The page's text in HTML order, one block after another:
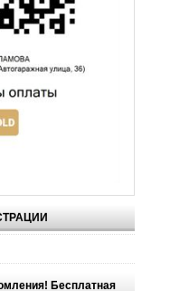
Бесплатная